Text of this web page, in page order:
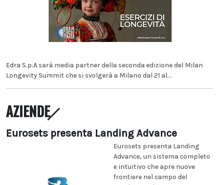
Edra S.p.A sarà media partner della seconda edizione del Milan
Longevity Summit che si svolgerà a Milano dal 21 al...
AZIENDE
Eurosets presenta Landing Advance
Eurosets presenta Landing
Advance, un sistema completo
e intuitivo che apre nuove
frontiere nel campo del